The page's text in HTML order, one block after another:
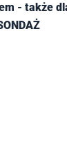
- także dla